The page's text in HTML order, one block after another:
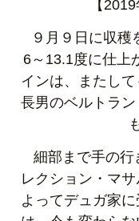
【
９月９日に収穫
6～13.1度に仕上
インは、またし
長男のベルトラ
細部まで手の行
レクション・マ
よってデュガ家